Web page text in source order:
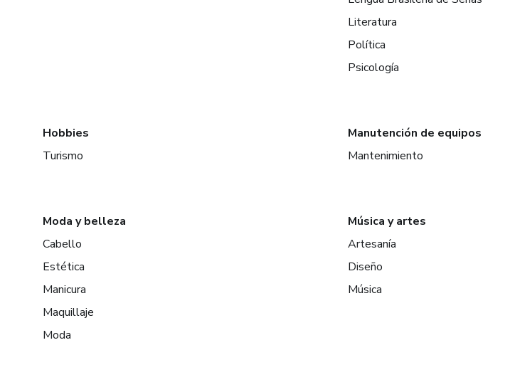
Literatura
Política
Psicología
Hobbies
Turismo
Manutención de equipos
Mantenimiento
Moda y belleza
Cabello
Estética
Manicura
Maquillaje
Moda
Música y artes
Artesanía
Diseño
Música